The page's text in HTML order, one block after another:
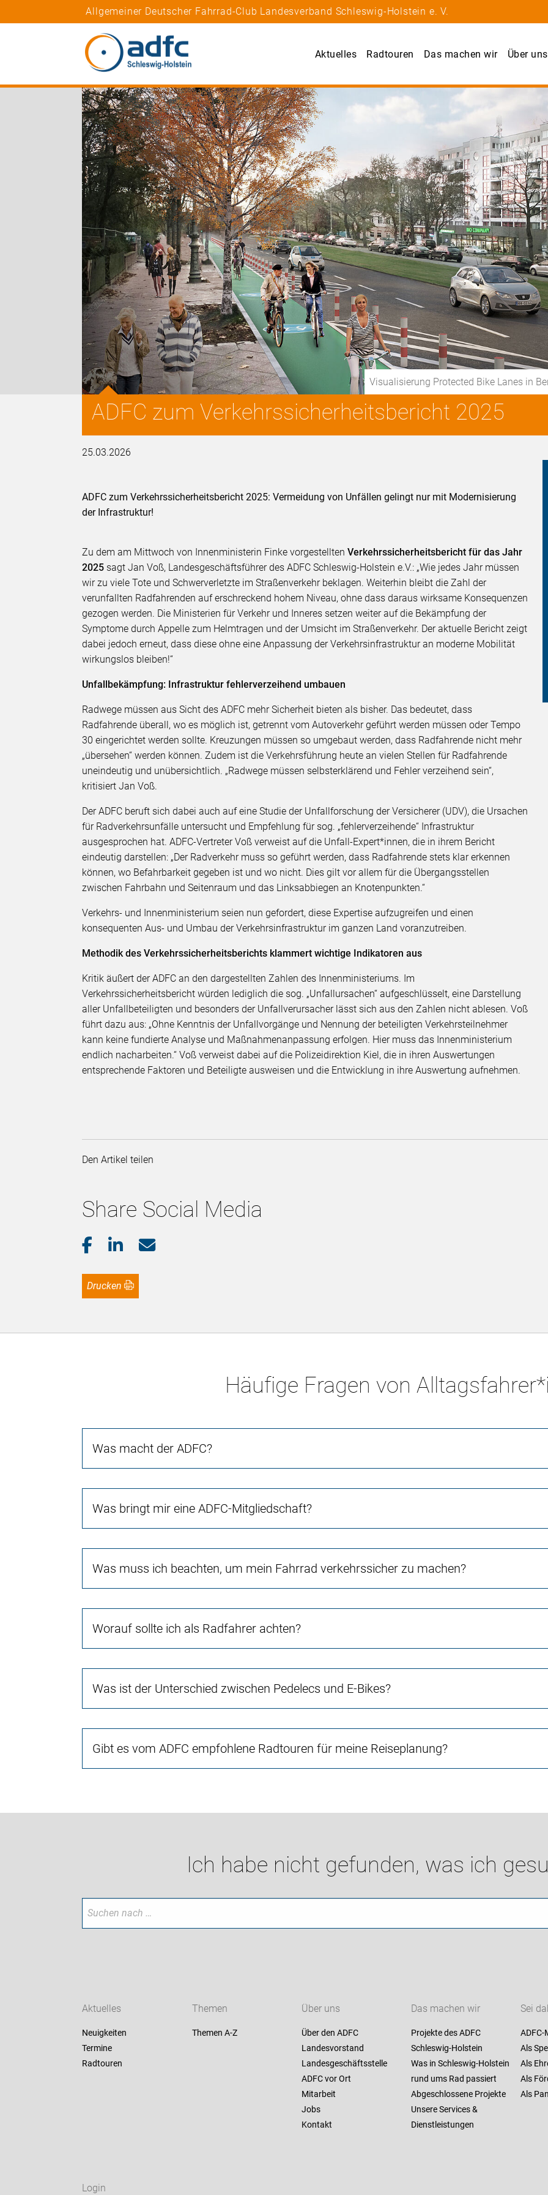
Allgemeiner Deutscher Fahrrad-Club Landesverband Schleswig-Holstein e. V.
Aktuelles Radtouren Das machen wir Über uns
Visualisierung Protected Bike Lanes in
ADFC zum Verkehrssicherheitsbericht 2025
25.03.2026
ADFC zum Verkehrssicherheitsbericht 2025: Vermeidung von Unfällen gelingt nur mit Modernisierung
der Infrastruktur!
Zu dem am Mittwoch von Innenministerin Finke vorgestellten Verkehrssicherheitsbericht für das Jahr
2025 sagt Jan Voß, Landesgeschäftsführer des ADFC Schleswig-Holstein e.V.: „Wie jedes Jahr müssen
wir zu viele Tote und Schwerverletzte im Straßenverkehr beklagen. Weiterhin bleibt die Zahl der
verunfallten Radfahrenden auf erschreckend hohem Niveau, ohne dass daraus wirksame Konsequenzen
gezogen werden. Die Ministerien für Verkehr und Inneres setzen weiter auf die Bekämpfung der
Symptome durch Appelle zum Helmtragen und der Umsicht im Straßenverkehr. Der aktuelle Bericht zeigt
dabei jedoch erneut, dass diese ohne eine Anpassung der Verkehrsinfrastruktur an moderne Mobilität
wirkungslos bleiben!“
Unfallbekämpfung: Infrastruktur fehlerverzeihend umbauen
Radwege müssen aus Sicht des ADFC mehr Sicherheit bieten als bisher. Das bedeutet, dass
Radfahrende überall, wo es möglich ist, getrennt vom Autoverkehr geführt werden müssen oder Tempo
30 eingerichtet werden sollte. Kreuzungen müssen so umgebaut werden, dass Radfahrende nicht mehr
„übersehen“ werden können. Zudem ist die Verkehrsführung heute an vielen Stellen für Radfahrende
uneindeutig und unübersichtlich. „Radwege müssen selbsterklärend und Fehler verzeihend sein“,
kritisiert Jan Voß.
Der ADFC beruft sich dabei auch auf eine Studie der Unfallforschung der Versicherer (UDV), die Ursachen
für Radverkehrsunfälle untersucht und Empfehlung für sog. „fehlerverzeihende“ Infrastruktur
ausgesprochen hat. ADFC-Vertreter Voß verweist auf die Unfall-Expert*innen, die in ihrem Bericht
eindeutig darstellen: „Der Radverkehr muss so geführt werden, dass Radfahrende stets klar erkennen
können, wo Befahrbarkeit gegeben ist und wo nicht. Dies gilt vor allem für die Übergangsstellen
zwischen Fahrbahn und Seitenraum und das Linksabbiegen an Knotenpunkten.“
Verkehrs- und Innenministerium seien nun gefordert, diese Expertise aufzugreifen und einen
konsequenten Aus- und Umbau der Verkehrsinfrastruktur im ganzen Land voranzutreiben.
Methodik des Verkehrssicherheitsberichts klammert wichtige Indikatoren aus
Kritik äußert der ADFC an den dargestellten Zahlen des Innenministeriums. Im
Verkehrssicherheitsbericht würden lediglich die sog. „Unfallursachen“ aufgeschlüsselt, eine Darstellung
aller Unfallbeteiligten und besonders der Unfallverursacher lässt sich aus den Zahlen nicht ablesen. Voß
führt dazu aus: „Ohne Kenntnis der Unfallvorgänge und Nennung der beteiligten Verkehrsteilnehmer
kann keine fundierte Analyse und Maßnahmenanpassung erfolgen. Hier muss das Innenministerium
endlich nacharbeiten.“ Voß verweist dabei auf die Polizeidirektion Kiel, die in ihren Auswertungen
entsprechende Faktoren und Beteiligte ausweisen und die Entwicklung in ihre Auswertung aufnehmen.
Den Artikel teilen
Share Social Media
Drucken
Häufige Fragen von
Was macht der ADFC?
Was bringt mir eine ADFC-Mitgliedschaft?
Was muss ich beachten, um mein Fahrrad verkehrssicher zu machen?
Worauf sollte ich als Radfahrer achten?
Was ist der Unterschied zwischen Pedelecs und E-Bikes?
Gibt es vom ADFC empfohlene Radtouren für meine Reiseplanung?
Ich habe nicht gefunden, was ich
Aktuelles
Neuigkeiten
Termine
Radtouren
Themen
Themen A-Z
Über uns
Über den ADFC
Landesvorstand
Landesgeschäftsstelle
ADFC vor Ort
Mitarbeit
Jobs
Kontakt
Das machen wir
Projekte des ADFC
Schleswig-Holstein
Was in Schleswig-Holstein
rund ums Rad passiert
Abgeschlossene Projekte
Unsere Services &
Dienstleistungen
Sei
Als
Als
Als
Als
Login